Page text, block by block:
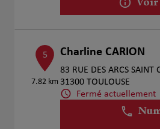
Voir
5
7.82 km
Charline CARION
83 RUE DES ARCS SAINT
31300 TOULOUSE
Fermé actuellement